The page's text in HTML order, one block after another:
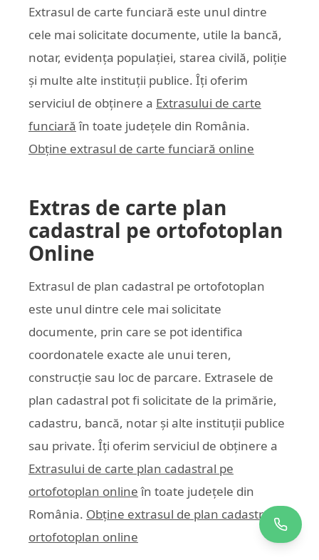
Extrasul de carte funciară este unul dintre
cele mai solicitate documente, utile la bancă,
notar, evidența populației, starea civilă, poliție
și multe alte instituții publice. Îți oferim
serviciul de obținere a Extrasului de carte
funciară în toate județele din România.
Obține extrasul de carte funciară online
Extras de carte plan
cadastral pe ortofotoplan
Online
Extrasul de plan cadastral pe ortofotoplan
este unul dintre cele mai solicitate
documente, prin care se pot identifica
coordonatele exacte ale unui teren,
construcție sau loc de parcare. Extrasele de
plan cadastral pot fi solicitate de la primărie,
cadastru, bancă, notar și alte instituții publice
sau private. Îți oferim serviciul de obținere a
Extrasului de carte plan cadastral pe
ortofotoplan online în toate județele din
România. Obține extrasul de plan cadastral pe
ortofotoplan online